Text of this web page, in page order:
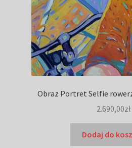
Obraz Portret Selfie
2.690,00zł
Dodaj do